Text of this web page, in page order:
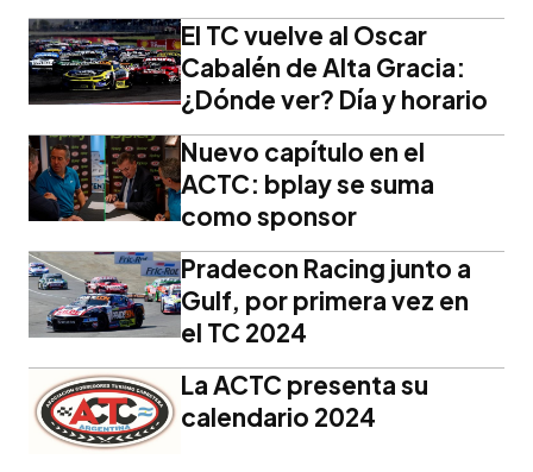
El TC vuelve al Oscar
Cabalén de Alta Gracia:
¿Dónde ver? Día y horario
Nuevo capítulo en el
ACTC: bplay se suma
como sponsor
Pradecon Racing junto a
Gulf, por primera vez en
el TC 2024
La ACTC presenta su
calendario 2024